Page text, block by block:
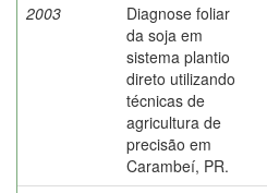
2003
Diagnose foliar
da soja em
sistema plantio
direto utilizando
técnicas de
agricultura de
precisão em
Carambeí, PR.